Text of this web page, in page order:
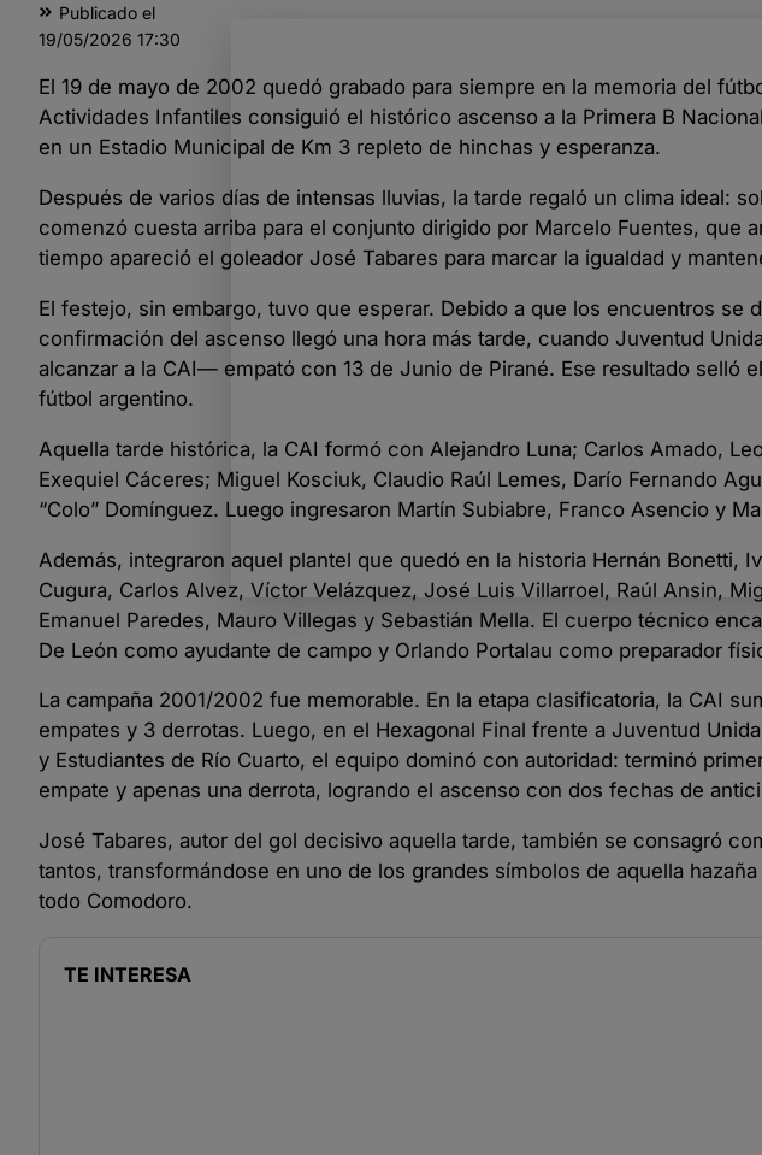
Publicado el
19/05/2026 17:30
El 19 de mayo de 2002 quedó grabado para siempre en la memoria del
Actividades Infantiles consiguió el histórico ascenso a la Primera B
en un Estadio Municipal de Km 3 repleto de hinchas y esperanza.
Después de varios días de intensas lluvias, la tarde regaló un clima ideal:
comenzó cuesta arriba para el conjunto dirigido por Marcelo Fuentes, que
tiempo apareció el goleador José Tabares para marcar la igualdad y
El festejo, sin embargo, tuvo que esperar. Debido a que los encuentros se
confirmación del ascenso llegó una hora más tarde, cuando Juventud
alcanzar a la CAI— empató con 13 de Junio de Pirané. Ese resultado selló
fútbol argentino.
Aquella tarde histórica, la CAI formó con Alejandro Luna; Carlos Amado,
Exequiel Cáceres; Miguel Kosciuk, Claudio Raúl Lemes, Darío Fernando
“Colo” Domínguez. Luego ingresaron Martín Subiabre, Franco Asencio y
Además, integraron aquel plantel que quedó en la historia Hernán Bonetti,
Cugura, Carlos Alvez, Víctor Velázquez, José Luis Villarroel, Raúl Ansin,
Emanuel Paredes, Mauro Villegas y Sebastián Mella. El cuerpo técnico
De León como ayudante de campo y Orlando Portalau como preparador
La campaña 2001/2002 fue memorable. En la etapa clasificatoria, la CAI
empates y 3 derrotas. Luego, en el Hexagonal Final frente a Juventud
y Estudiantes de Río Cuarto, el equipo dominó con autoridad: terminó
empate y apenas una derrota, logrando el ascenso con dos fechas de
José Tabares, autor del gol decisivo aquella tarde, también se consagró
tantos, transformándose en uno de los grandes símbolos de aquella
todo Comodoro.
TE INTERESA